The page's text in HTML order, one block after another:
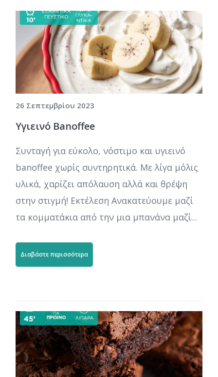
26 Σεπτεμβρίου 2023
Υγιεινό Banoffee
Συνταγή για εύκολο, νόστιμο και υγιεινό
banoffee χωρίς συντηρητικά. Με λίγα μόλις
υλικά, χαρίζει απόλαυση αλλά και θρέψη
στην στιγμή! Εκτέλεση Ανακατεύουμε μαζί
τα κομματάκια από την μια μπανάνα μαζί...
Διαβάστε περισσότερα